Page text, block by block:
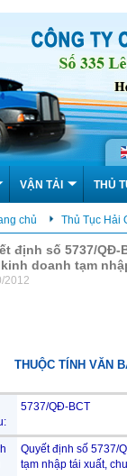
VẬN TẢI THỦ
chủ Thủ Tục Hải
định số 5737/
doanh tạm
2012
THUỘC TÍNH VĂN
5737/QĐ-BCT
Quyết định số 5737/
tạm nhập tái xuất,